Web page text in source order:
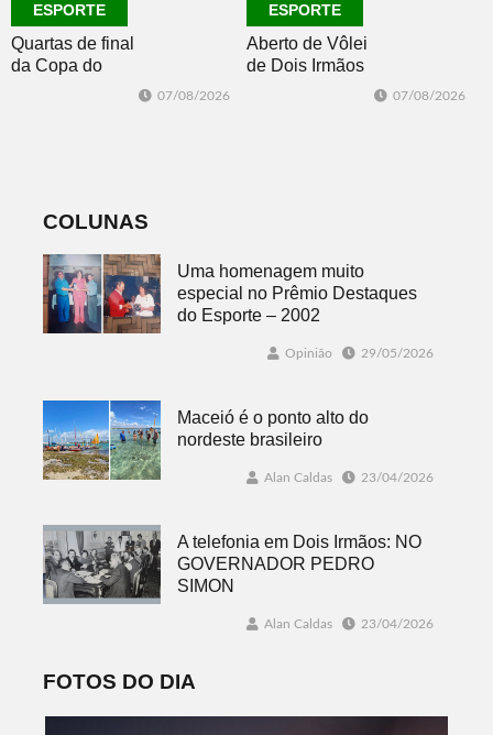
ESPORTE
Quartas de final
da Copa do
Brasil 2026: veja
07/08/2026
ESPORTE
Aberto de Vôlei
de Dois Irmãos
07/08/2026
COLUNAS
Uma homenagem muito
especial no Prêmio Destaques
do Esporte – 2002
Opinião 29/05/2026
Maceió é o ponto alto do
nordeste brasileiro
Alan Caldas 23/04/2026
A telefonia em Dois Irmãos: NO
GOVERNADOR PEDRO
SIMON
Alan Caldas 23/04/2026
FOTOS DO DIA